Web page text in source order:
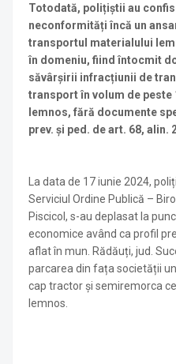
Totodată, polițiștii au
neconformități încă un
transportul materialului
în domeniu, fiind întocmit
săvârșirii infracțiunii de
transport în volum de peste
lemnos, fără documente
prev. și ped. de art. 68, alin.
La data de 17 iunie 2024,
Serviciul Ordine Publică –
Piscicol, s-au deplasat la
economice având ca profil
aflat în mun. Rădăuți, jud.
parcarea din fața societății
cap tractor și semiremorca
lemnos.